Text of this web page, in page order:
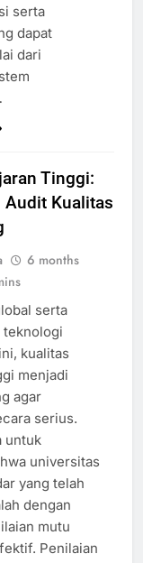
serta
dapat
dari
Tinggi:
Audit Kualitas
6 months
serta
teknologi
kualitas
menjadi
agar
serius.
untuk
universitas
yang telah
dengan
mutu
Penilaian